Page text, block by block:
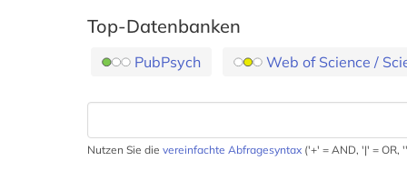
Top-Datenbanken
PubPsych Web of Science /
Nutzen Sie die vereinfachte Abfragesyntax ('+' = AND, '|' = OR,